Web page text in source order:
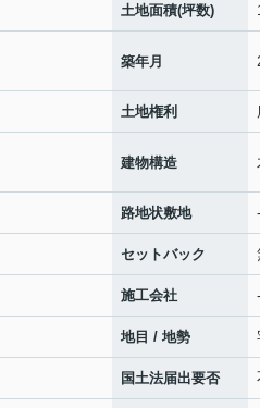
土地面積(坪数)
築年月
土地権利
建物構造
路地状敷地 -
セットバック
施工会社 -
地目 / 地勢
国土法届出要否